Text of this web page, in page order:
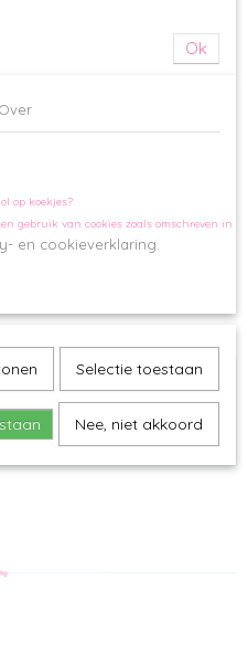
die u kunt gebruiken in uw
te doen is onder het tabje
zetten en natuurlijk deze tekst
Ok
Over
op koekjes?
gebruik van cookies zoals omschreven in
en cookieverklaring.
Selectie toestaan
Nee, niet akkoord